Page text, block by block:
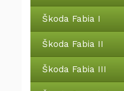
Škoda Fabia I
Škoda Fabia II
Škoda Fabia III